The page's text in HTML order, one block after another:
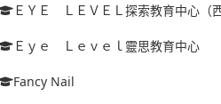
ＥＹＥ ＬＥＶＥＬ探索教育中心（西
Ｅｙｅ Ｌｅｖｅｌ靈思教育中心
Fancy Nail